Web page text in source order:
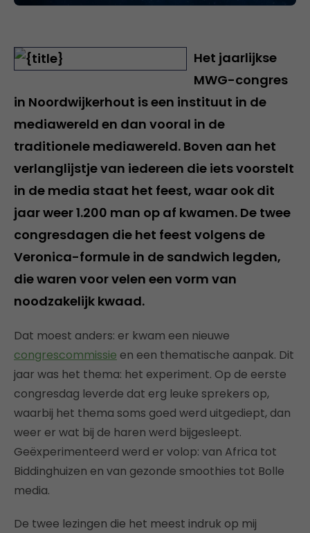
Het jaarlijkse
MWG-congres
in Noordwijkerhout is een instituut in de
mediawereld en dan vooral in de
traditionele mediawereld. Boven aan het
verlanglijstje van iedereen die iets voorstelt
in de media staat het feest, waar ook dit
jaar weer 1.200 man op af kwamen. De twee
congresdagen die het feest volgens de
Veronica-formule in de sandwich legden,
die waren voor velen een vorm van
noodzakelijk kwaad.
Dat moest anders: er kwam een nieuwe
congrescommissie en een thematische aanpak. Dit
jaar was het thema: het experiment. Op de eerste
congresdag leverde dat erg leuke sprekers op,
waarbij het thema soms goed werd uitgediept, dan
weer er wat bij de haren werd bijgesleept.
Geëxperimenteerd werd er volop: van Africa tot
Biddinghuizen en van gezonde smoothies tot Bolle
media.
De twee lezingen die het meest indruk op mij